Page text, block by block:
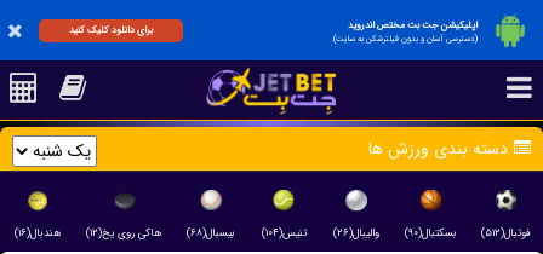
اپلیکیشن جت بت مختص اندروید
(دسترسی آسان و بدون فیلترشکن به سایت)
برای دانلود کلیک کنید
دسته بندی ورزش ها
فوتبال(۵۱۲) بسکتبال(۹۰) والیبال(۲۶) تنیس(۱۰۴) بیسبال(۶۸) هاکی روی یخ(۱۲) هندبال(۱۶)